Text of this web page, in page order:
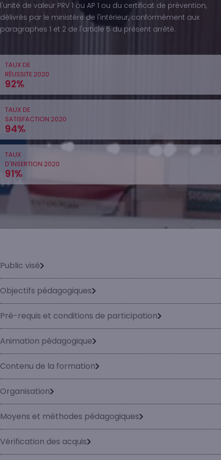
l'unité de valeur PRV 1 ou AP 1 ou du certificat de prévention,
délivrés par le ministère de l'intérieur, conformément aux
paragraphes 1 et 2 de l'article 5 du présent arrêté.
TAUX DE
RÉUSSITE 2020
92%
TAUX DE
SATISFACTION 2020
94%
TAUX
D'INSERTION 2020
91%
Public visé
Objectifs pédagogiques
Pré-requis et conditions de participation
Animation pédagogique
Contenu de la formation
Organisation
Moyens et méthodes pédagogiques
Vérification des acquis